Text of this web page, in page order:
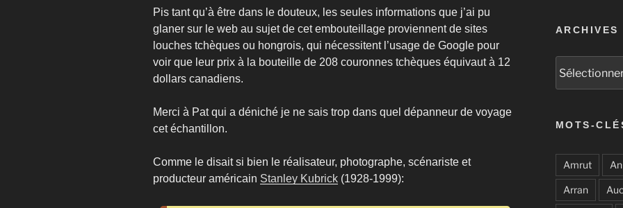
Pis tant qu’à être dans le douteux, les seules informations que j’ai pu
glaner sur le web au sujet de cet embouteillage proviennent de sites
louches tchèques ou hongrois, qui nécessitent l’usage de Google pour
voir que leur prix à la bouteille de 208 couronnes tchèques équivaut à 12
dollars canadiens.
Merci à Pat qui a déniché je ne sais trop dans quel dépanneur de voyage
cet échantillon.
Comme le disait si bien le réalisateur, photographe, scénariste et
producteur américain Stanley Kubrick (1928-1999):
ARCHIVES
MOTS-
Amrut
Arran